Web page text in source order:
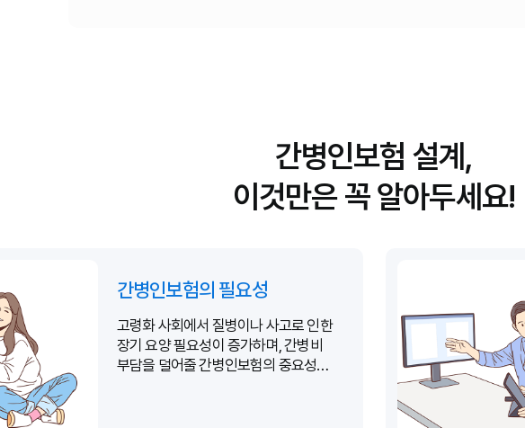
간병인보험 설계,
이것만은 꼭 알아두세요!
간병인보험의 필요성
고령화 사회에서 질병이나 사고로 인한
장기 요양 필요성이 증가하며, 간병비
부담을 덜어줄 간병인보험의 중요성이